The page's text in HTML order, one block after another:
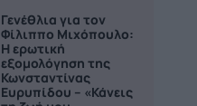
Γενέθλια για τον
Φίλιππο Μιχόπουλο:
Η ερωτική
εξομολόγηση της
Κωνσταντίνας
Ευρυπίδου – «Κάνεις